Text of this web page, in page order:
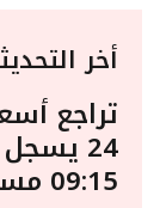
أخر
تراجع
09:15 مساءًا